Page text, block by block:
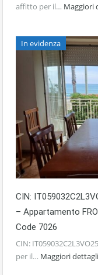
affitto per il… Maggiori
In evidenza
CIN:
– Appartamento
Code 7026
CIN:
per il… Maggiori dettagli